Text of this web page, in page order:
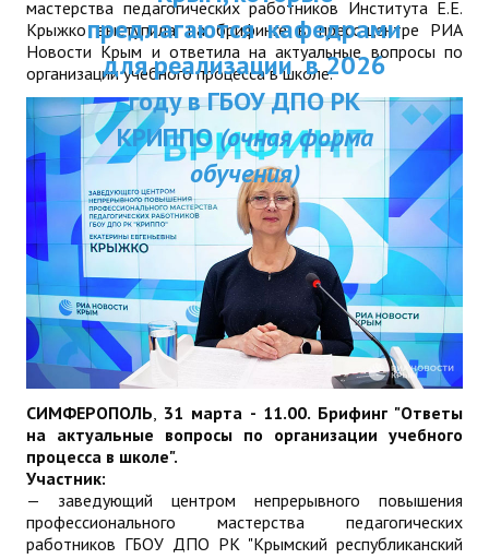
ДПО
Профессиональная переподготовка
Повышение квалификации
КОНТАКТЫ
ДПП ПК:
Актуальное
занятий
предлагаются кафедрами
для реализации в 2026
году в ГБОУ ДПО РК
КРИППО(очная форма
обучения)
мастерства педагогических работников Института Е.Е.
Крыжко выступила на брифинге в пресс-центре РИА
Новости Крым и ответила на актуальные вопросы по
организации учебного процесса в школе.
СИМФЕРОПОЛЬ 31 марта - 11.00. Брифинг "Ответы
на актуальные вопросы по организации учебного
процесса в школе".
Участник:
— заведующий центром непрерывного повышения
профессионального мастерства педагогических
работников ГБОУ ДПО РК "Крымский республиканский